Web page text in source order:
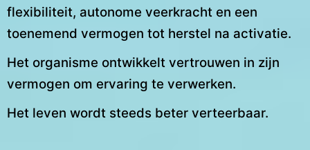
flexibiliteit, autonome veerkracht en een
toenemend vermogen tot herstel na activatie.
Het organisme ontwikkelt vertrouwen in zijn
vermogen om ervaring te verwerken.
Het leven wordt steeds beter verteerbaar.